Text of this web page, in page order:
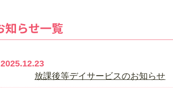
2025.12.23
放課後等デイサービスのお知らせ